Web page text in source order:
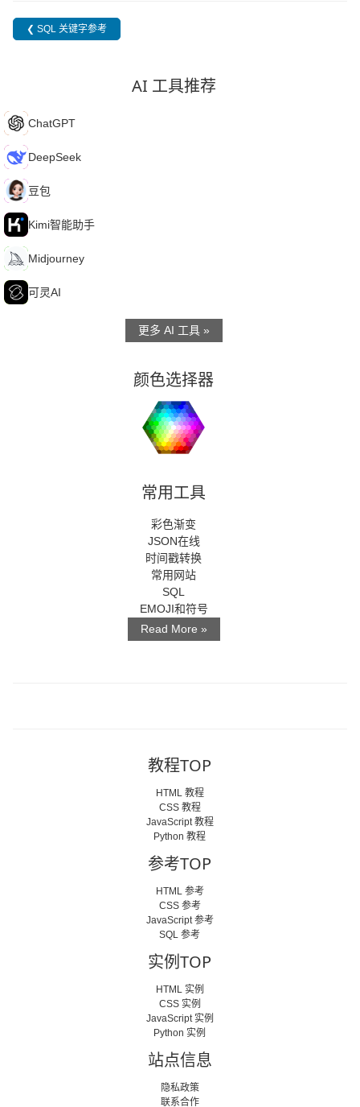
❮ SQL 关键字参考
AI 工具推荐
C ChatGPT
D DeepSeek
豆 豆包
K Kimi智能助手
M Midjourney
可 可灵AI
更多 AI 工具 »
颜色选择器
常用工具
彩色渐变
JSON在线
时间戳转换
常用网站
SQL
EMOJI和符号
Read More »
教程TOP
HTML 教程
CSS 教程
JavaScript 教程
Python 教程
参考TOP
HTML 参考
CSS 参考
JavaScript 参考
SQL 参考
实例TOP
HTML 实例
CSS 实例
JavaScript 实例
Python 实例
站点信息
隐私政策
联系合作